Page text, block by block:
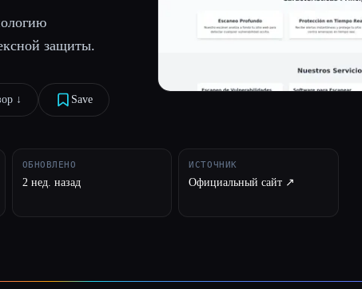
защиты.
↓︎ Save
ОБНОВЛЕНО
2 нед. назад
ИСТОЧНИК
Официальный сайт ↗︎